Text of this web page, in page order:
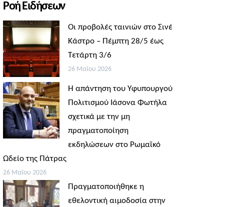
Ροή Ειδήσεων
Οι προβολές ταινιών στο Σινέ
Κάστρο – Πέμπτη 28/5 έως
Τετάρτη 3/6
26 Μαΐου 2026
Η απάντηση του Υφυπουργού
Πολιτισμού Ιάσονα Φωτήλα
σχετικά με την μη
πραγματοποίηση
εκδηλώσεων στο Ρωμαϊκό
Ωδείο της Πάτρας
26 Μαΐου 2026
Πραγματοποιήθηκε η
εθελοντική αιμοδοσία στην